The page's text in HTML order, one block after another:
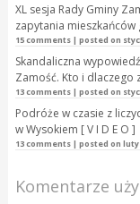
XL sesja Rady Gminy
zapytania mieszkańców
15 comments| posted on
Skandaliczna
Zamość. Kto i dlaczego
13 comments| posted on
Podróże w czasie z
w Wysokiem [ V I D E O ]
13 comments| posted on luty
Komentarze